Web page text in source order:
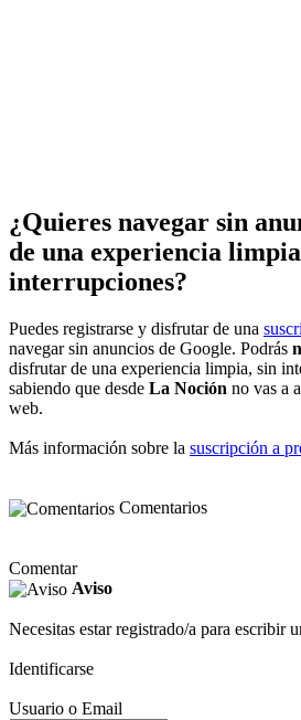
¿Quieres navegar sin
de una experiencia
interrupciones?
Puedes registrarse y disfrutar de una
navegar sin anuncios de Google. Podrás
disfrutar de una experiencia limpia, sin
sabiendo que desde La Noción no vas a
web.
Más información sobre la suscripción a
Comentarios
Comentar
Aviso
Necesitas estar registrado/a para escribir
Identificarse
Usuario o Email